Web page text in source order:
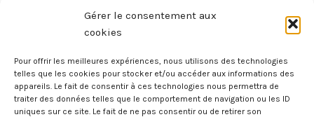
Gérer le consentement aux
cookies
Pour offrir les meilleures expériences, nous utilisons des technologies
telles que les cookies pour stocker et/ou accéder aux informations des
appareils. Le fait de consentir à ces technologies nous permettra de
traiter des données telles que le comportement de navigation ou les ID
uniques sur ce site. Le fait de ne pas consentir ou de retirer son
Vous avez des questions ?
Avant de nous écrire, n’hésitez pas à consulter notre FAQ, celle-ci est
réponse à votre question !
Voir notre foire aux questions >